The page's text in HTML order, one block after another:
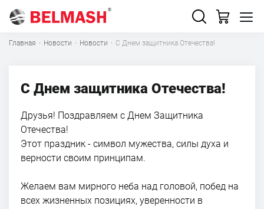
Главная · Новости · Новости · С Днем защитника Отечества!
С Днем защитника Отечества!
Друзья! Поздравляем с Днем Защитника
Отечества!
Этот праздник - символ мужества, силы духа и
верности своим принципам.
Желаем вам мирного неба над головой, побед на
всех жизненных позициях, уверенности в